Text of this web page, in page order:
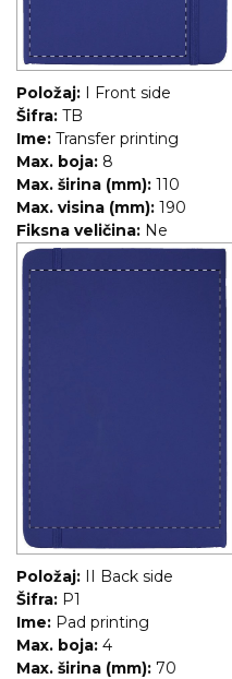
Položaj: I Front side
Šifra: TB
Ime: Transfer printing
Max. boja: 8
Max. širina (mm): 110
Max. visina (mm): 190
Fiksna veličina: Ne
Položaj: II Back side
Šifra: P1
Ime: Pad printing
Max. boja: 4
Max. širina (mm): 70